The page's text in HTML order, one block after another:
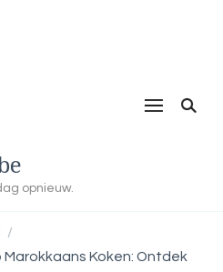
opnieuw.
/
Koken: Ontdek